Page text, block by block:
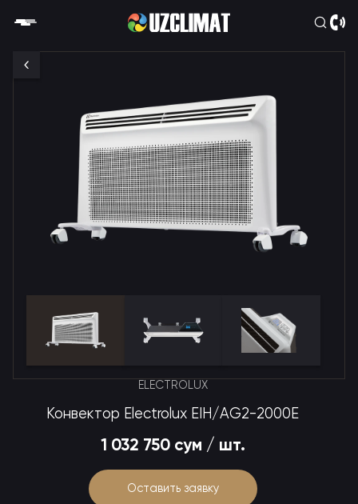
ELECTROLUX
Конвектор Electrolux EIH/AG2-2000E
1 032 750 сум / шт.
Оставить заявку